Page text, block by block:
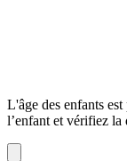
L'âge des enfants
l’enfant et vérifiez